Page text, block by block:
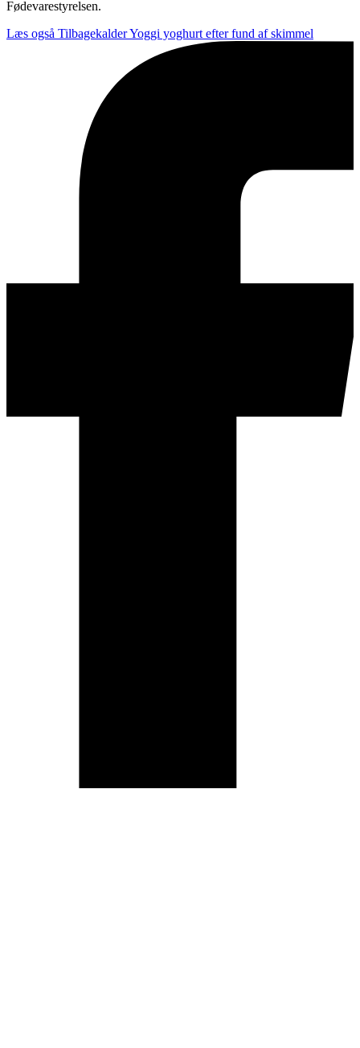
Fødevarestyrelsen.
Læs også Tilbagekalder Yoggi yoghurt efter fund af skimmel